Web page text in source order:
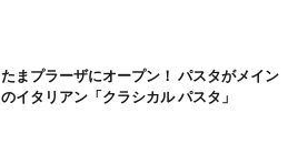
たまプラーザにオープン！ パスタがメイン
のイタリアン「クラシカル パスタ」